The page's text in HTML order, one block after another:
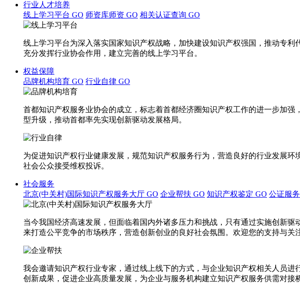
行业人才培养
线上学习平台 GO 师资库师资 GO 相关认证查询 GO
线上学习平台为深入落实国家知识产权战略，加快建设知识产权强国，推动专
充分发挥行业协会作用，建立完善的线上学习平台。
权益保障
品牌机构培育 GO 行业自律 GO
首都知识产权服务业协会的成立，标志着首都经济圈知识产权工作的进一步加
型升级，推动首都率先实现创新驱动发展格局。
为促进知识产权行业健康发展，规范知识产权服务行为，营造良好的行业发展
社会公众接受维权投诉。
社会服务
北京(中关村)国际知识产权服务大厅 GO 企业帮扶 GO 知识产权鉴定 GO 公证服务
当今我国经济高速发展，但面临着国内外诸多压力和挑战，只有通过实施创新
来打造公平竞争的市场秩序，营造创新创业的良好社会氛围。欢迎您的支持与关
我会邀请知识产权行业专家，通过线上线下的方式，与企业知识产权相关人员
创新成果，促进企业高质量发展，为企业与服务机构建立知识产权服务供需对接